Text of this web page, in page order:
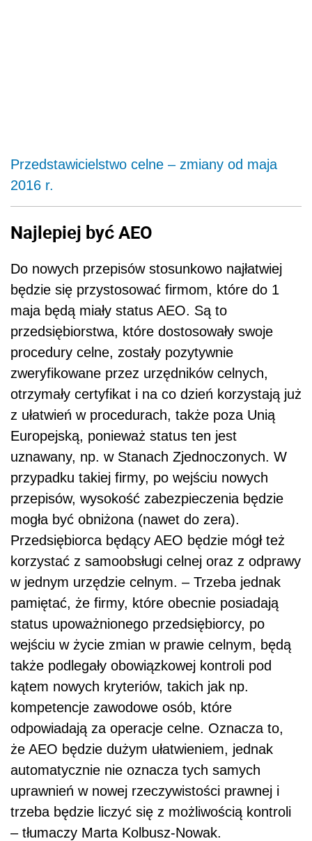
Przedstawicielstwo celne – zmiany od maja
2016 r.
Najlepiej być AEO
Do nowych przepisów stosunkowo najłatwiej
będzie się przystosować firmom, które do 1
maja będą miały status AEO. Są to
przedsiębiorstwa, które dostosowały swoje
procedury celne, zostały pozytywnie
zweryfikowane przez urzędników celnych,
otrzymały certyfikat i na co dzień korzystają już
z ułatwień w procedurach, także poza Unią
Europejską, ponieważ status ten jest
uznawany, np. w Stanach Zjednoczonych. W
przypadku takiej firmy, po wejściu nowych
przepisów, wysokość zabezpieczenia będzie
mogła być obniżona (nawet do zera).
Przedsiębiorca będący AEO będzie mógł też
korzystać z samoobsługi celnej oraz z odprawy
w jednym urzędzie celnym. – Trzeba jednak
pamiętać, że firmy, które obecnie posiadają
status upoważnionego przedsiębiorcy, po
wejściu w życie zmian w prawie celnym, będą
także podlegały obowiązkowej kontroli pod
kątem nowych kryteriów, takich jak np.
kompetencje zawodowe osób, które
odpowiadają za operacje celne. Oznacza to,
że AEO będzie dużym ułatwieniem, jednak
automatycznie nie oznacza tych samych
uprawnień w nowej rzeczywistości prawnej i
trzeba będzie liczyć się z możliwością kontroli
– tłumaczy Marta Kolbusz-Nowak.